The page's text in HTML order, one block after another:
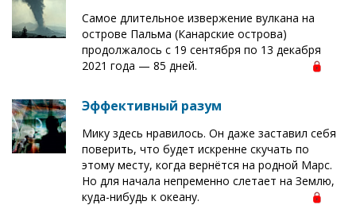
Самое длительное извержение вулкана на
острове Пальма (Канарские острова)
продолжалось с 19 сентября по 13 декабря
2021 года — 85 дней.
Эффективный разум
Мику здесь нравилось. Он даже заставил себя
поверить, что будет искренне скучать по
этому месту, когда вернётся на родной Марс.
Но для начала непременно слетает на Землю,
куда-нибудь к океану.